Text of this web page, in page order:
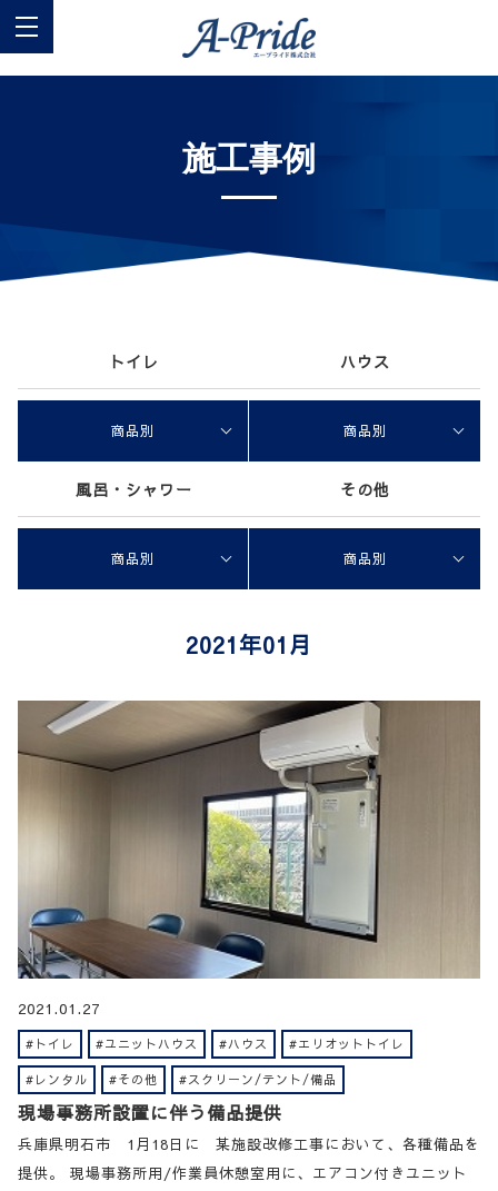
施工事例
トイレ ハウス
商品別 商品別
風呂・シャワー その他
商品別 商品別
2021年01月
2021.01.27
#トイレ #ユニットハウス #ハウス #エリオットトイレ
#レンタル #その他 #スクリーン/テント/備品
現場事務所設置に伴う備品提供
兵庫県明石市 1月18日に 某施設改修工事において、各種備品を
提供。 現場事務所用/作業員休憩室用に、エアコン付きユニット